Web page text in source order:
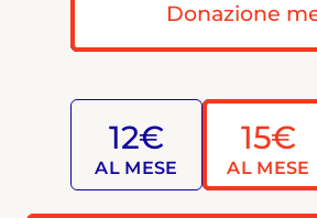
Donazione
12€
AL MESE
15€
AL MESE